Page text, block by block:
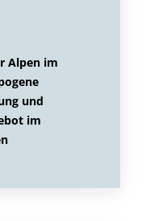
Alpen im
und
im